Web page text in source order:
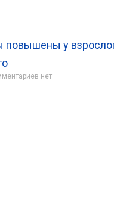
у
нет